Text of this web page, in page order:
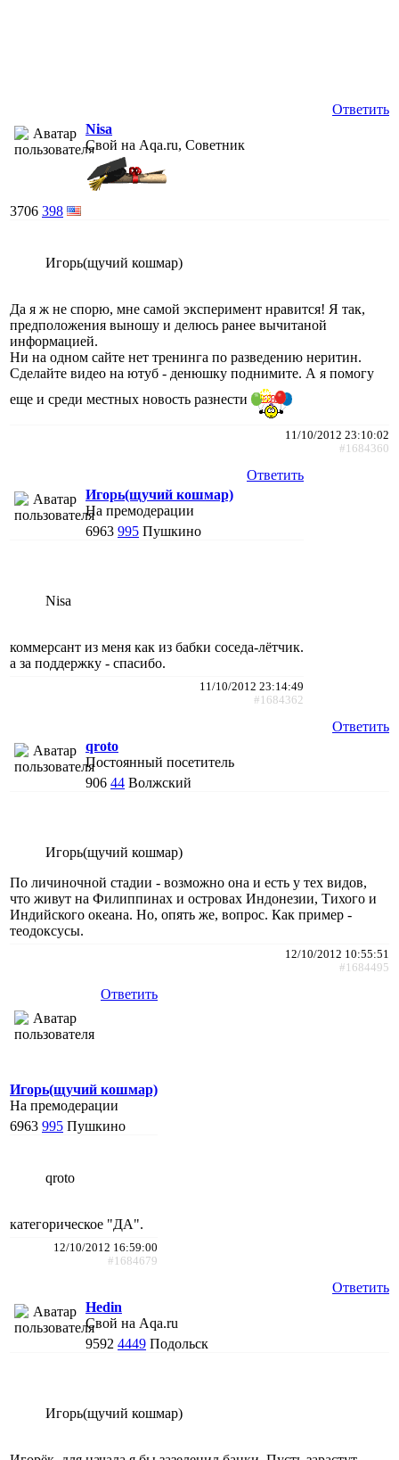
Ответить
Nisa
Свой на Aqa.ru, Советник
3706 398
Игорь(щучий кошмар)
Да я ж не спорю, мне самой эксперимент нравится! Я так,
предположения выношу и делюсь ранее вычитаной
информацией.
Ни на одном сайте нет тренинга по разведению неритин.
Сделайте видео на ютуб - денюшку поднимите. А я помогу
еще и среди местных новость разнести
11/10/2012 23:10:02
#1684360
Ответить
Игорь(щучий кошмар)
На премодерации
6963 995 Пушкино
Nisa
коммерсант из меня как из бабки соседа-лётчик.
а за поддержку - спасибо.
11/10/2012 23:14:49
#1684362
Ответить
qroto
Постоянный посетитель
906 44 Волжский
Игорь(щучий кошмар)
По личиночной стадии - возможно она и есть у тех видов,
что живут на Филиппинах и островах Индонезии, Тихого и
Индийского океана. Но, опять же, вопрос. Как пример -
теодоксусы.
12/10/2012 10:55:51
#1684495
Ответить
Игорь(щучий кошмар)
На премодерации
6963 995 Пушкино
qroto
категорическое "ДА".
12/10/2012 16:59:00
#1684679
Ответить
Hedin
Свой на Aqa.ru
9592 4449 Подольск
Игорь(щучий кошмар)